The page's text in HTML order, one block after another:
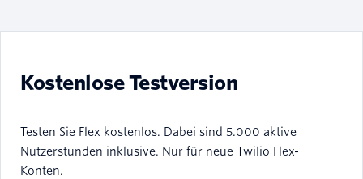
Kostenlose Testversion
Testen Sie Flex kostenlos. Dabei sind 5.000 aktive
Nutzerstunden inklusive. Nur für neue Twilio Flex-
Konten.